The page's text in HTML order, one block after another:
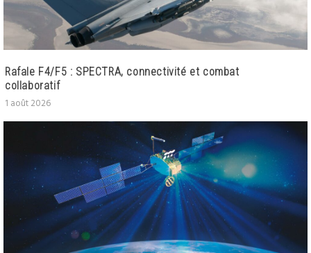
Rafale F4/F5 : SPECTRA, connectivité et combat
collaboratif
1 août 2026